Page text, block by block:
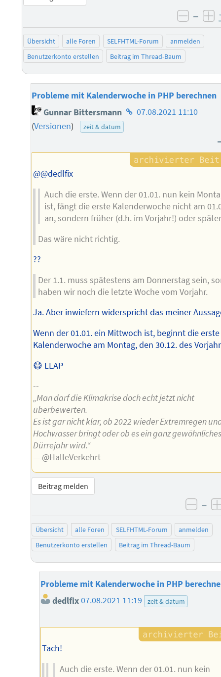
–
Übersicht alle Foren SELFHTML-Forum
anmelden
Benutzerkonto erstellen
Beitrag im Thread-Baum
Probleme mit Kalenderwoche in PHP berechnen
Gunnar Bittersmann Homepage
des
07.08.2021 11:10
(Versionen) zeit & datum
@@dedlfix
Auch die erste. Wenn der 01.01. nun kein
ist, fängt die erste Kalenderwoche nicht am
an, sondern früher (d.h. im Vorjahr!) oder
Das wäre nicht richtig.
??
Der 1.1. muss spätestens am Donnerstag sein,
haben wir noch die letzte Woche vom Vorjahr.
Ja. Aber inwiefern widerspricht das meiner
Wenn der 01.01. ein Mittwoch ist, beginnt die erste
Kalenderwoche am Montag, den 30.12. des
😷 LLAP
--
„Man darf die Klimakrise doch echt jetzt nicht
überbewerten.
Es ist gar nicht klar, ob 2022 wieder Extremregen
Hochwasser bringt oder ob es ein ganz
Dürrejahr wird.“
— @HalleVerkehrt
Beitrag melden
–
Übersicht alle Foren SELFHTML-Forum
anmelden
Benutzerkonto erstellen
Beitrag im Thread-Baum
Probleme mit Kalenderwoche in PHP
dedlfix07.08.2021 11:19 zeit & datum
Tach!
Auch die erste. Wenn der 01.01. nun kein